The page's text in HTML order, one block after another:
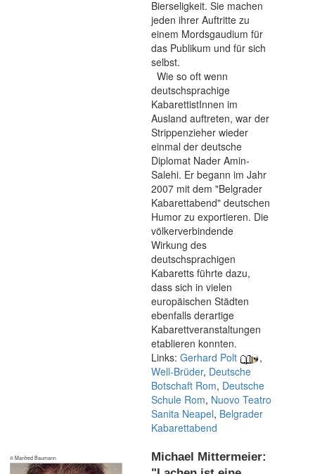
Bierseligkeit. Sie machen
jeden ihrer Auftritte zu
einem Mordsgaudium für
das Publikum und für sich
selbst.
Wie so oft wenn
deutschsprachige
KabarettistInnen im
Ausland auftreten, war der
Strippenzieher wieder
einmal der deutsche
Diplomat Nader Amin-
Salehi. Er begann im Jahr
2007 mit dem "Belgrader
Kabarettabend" deutschen
Humor zu exportieren. Die
völkerverbindende
Wirkung des
deutschsprachigen
Kabaretts führte dazu,
dass sich in vielen
europäischen Städten
ebenfalls derartige
Kabarettveranstaltungen
etablieren konnten.
Links: Gerhard Polt
,
Well-Brüder, Deutsche
Botschaft Rom, Deutsche
Schule Rom, Nuovo Teatro
Sanita Neapel, Belgrader
Kabarettabend
© Manfred Baumann
Michael Mittermeier: